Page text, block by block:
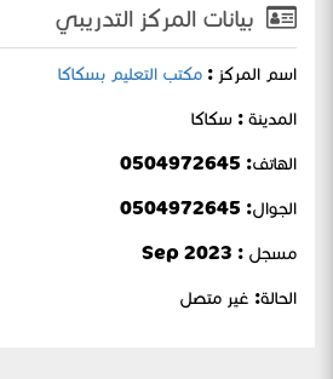
بيانات المركز التدريبي
اسم المركز : مكتب التعليم بسكاكا
المدينة : سكاكا
الهاتف: 0504972645
الجوال:
مسجل : Sep 2023
الحالة: غير متصل